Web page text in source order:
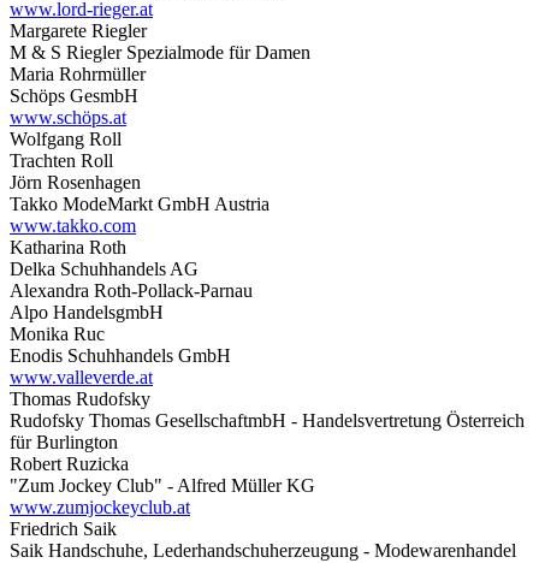
www.lord-rieger.at
Margarete Riegler
M & S Riegler Spezialmode für Damen
Maria Rohrmüller
Schöps GesmbH
www.schöps.at
Wolfgang Roll
Trachten Roll
Jörn Rosenhagen
Takko ModeMarkt GmbH Austria
www.takko.com
Katharina Roth
Delka Schuhhandels AG
Alexandra Roth-Pollack-Parnau
Alpo HandelsgmbH
Monika Ruc
Enodis Schuhhandels GmbH
www.valleverde.at
Thomas Rudofsky
Rudofsky Thomas GesellschaftmbH - Handelsvertretung Österreich
für Burlington
Robert Ruzicka
"Zum Jockey Club" - Alfred Müller KG
www.zumjockeyclub.at
Friedrich Saik
Saik Handschuhe, Lederhandschuherzeugung - Modewarenhandel